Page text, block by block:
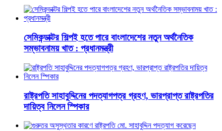
সেমিকন্ডাক্টর শিল্পই হতে পারে বাংলাদেশের নতুন অর্থনৈতিক
সম্ভাবনাময় খাত : প্রধানমন্ত্রী
রাষ্ট্রপতি সাহাবুদ্দিনের পদত্যাগপত্র গ্রহণ, ভারপ্রাপ্ত রাষ্ট্রপতির
দায়িত্ব নিলেন স্পিকার